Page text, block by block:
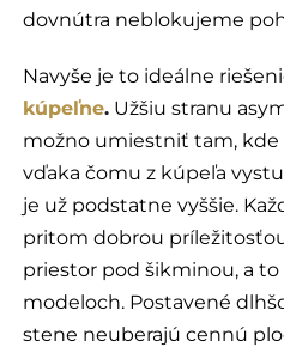
dovnútra neblokujeme
Navyše je to ideálne
kúpeľne. Užšiu stranu
možno umiestniť tam, kde
vďaka čomu z kúpeľa
je už podstatne vyššie.
pritom dobrou
priestor pod šikminou, a
modeloch. Postavené
stene neuberajú cennú